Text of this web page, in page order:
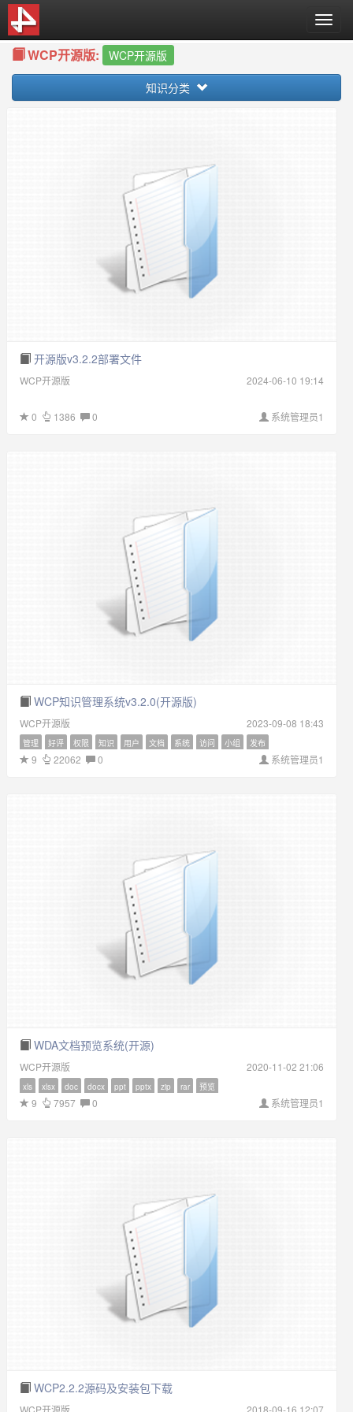
T
o
g
e
WCP开源版: WCP开源版
知识分类
开源版v3.2.2部署文件
WCP开源版 2024-06-10 19:14
系统管理员1
0 1386 0
WCP知识管理系统v3.2.0(开源版)
WCP开源版 2023-09-08 18:43
管理 好评 权限 知识 用户 文档 系统 访问 小组 发布
系统管理员1
9 22062 0
WDA文档预览系统(开源)
WCP开源版 2020-11-02 21:06
xls xlsx doc docx ppt pptx zip rar 预览
系统管理员1
9 7957 0
WCP2.2.2源码及安装包下载